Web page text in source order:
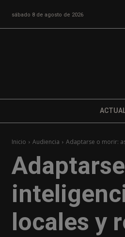
sábado 8 de agosto de 2026
Inicio Audiencia Adaptarse o morir:
locales y